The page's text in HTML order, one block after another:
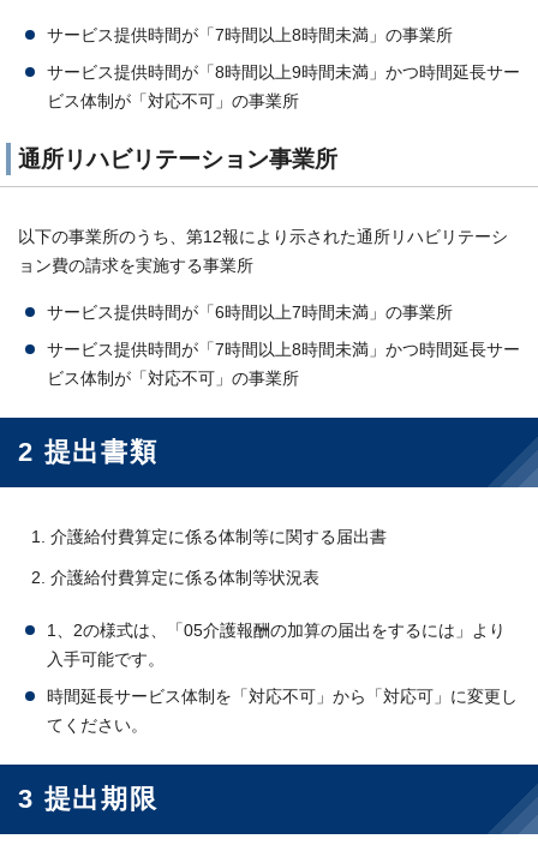
サービス提供時間が「7時間以上8時間未満」の事業所
サービス提供時間が「8時間以上9時間未満」かつ時間延長サー
ビス体制が「対応不可」の事業所
通所リハビリテーション事業所
以下の事業所のうち、第12報により示された通所リハビリテーシ
ョン費の請求を実施する事業所
サービス提供時間が「6時間以上7時間未満」の事業所
サービス提供時間が「7時間以上8時間未満」かつ時間延長サー
ビス体制が「対応不可」の事業所
2 提出書類
介護給付費算定に係る体制等に関する届出書
介護給付費算定に係る体制等状況表
1、2の様式は、「05介護報酬の加算の届出をするには」より
入手可能です。
時間延長サービス体制を「対応不可」から「対応可」に変更し
てください。
3 提出期限